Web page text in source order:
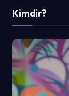
Kimdir?